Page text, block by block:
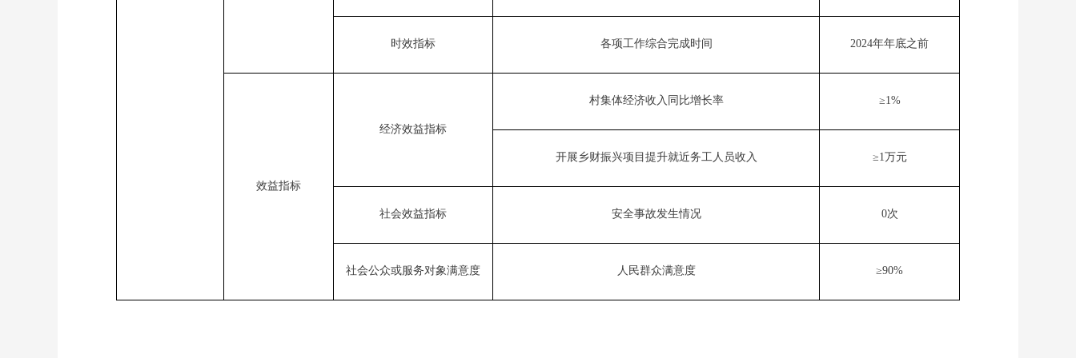
时效指标 各项工作综合完成时间 2024年年底之前
效益指标
经济效益指标
村集体经济收入同比增长率 ≥1%
开展乡财振兴项目提升就近务工人员收入 ≥1万元
社会效益指标 安全事故发生情况 0次
社会公众或服务对象满意度 人民群众满意度 ≥90%